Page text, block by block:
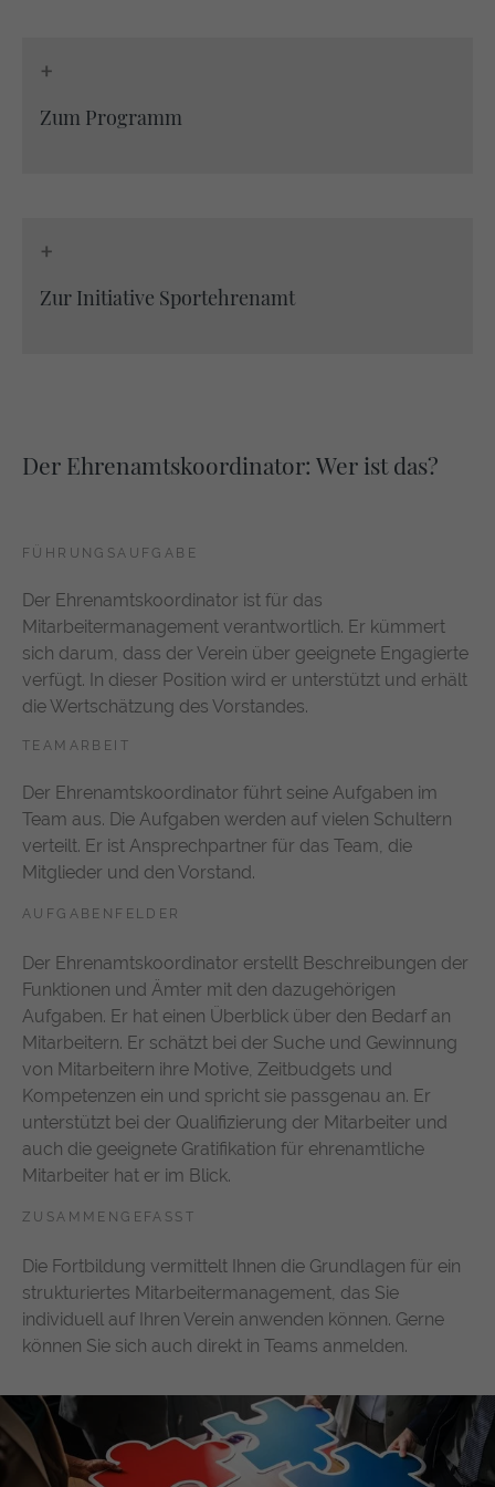
+
Zum Programm
+
Zur Initiative Sportehrenamt
Der Ehrenamtskoordinator: Wer ist das?
FÜHRUNGSAUFGABE
Der Ehrenamtskoordinator ist für das
Mitarbeitermanagement verantwortlich. Er kümmert
sich darum, dass der Verein über geeignete Engagierte
verfügt. In dieser Position wird er unterstützt und erhält
die Wertschätzung des Vorstandes.
TEAMARBEIT
Der Ehrenamtskoordinator führt seine Aufgaben im
Team aus. Die Aufgaben werden auf vielen Schultern
verteilt. Er ist Ansprechpartner für das Team, die
Mitglieder und den Vorstand.
AUFGABENFELDER
Der Ehrenamtskoordinator erstellt Beschreibungen der
Funktionen und Ämter mit den dazugehörigen
Aufgaben. Er hat einen Überblick über den Bedarf an
Mitarbeitern. Er schätzt bei der Suche und Gewinnung
von Mitarbeitern ihre Motive, Zeitbudgets und
Kompetenzen ein und spricht sie passgenau an. Er
unterstützt bei der Qualifizierung der Mitarbeiter und
auch die geeignete Gratifikation für ehrenamtliche
Mitarbeiter hat er im Blick.
ZUSAMMENGEFASST
Die Fortbildung vermittelt Ihnen die Grundlagen für ein
strukturiertes Mitarbeitermanagement, das Sie
individuell auf Ihren Verein anwenden können. Gerne
können Sie sich auch direkt in Teams anmelden.